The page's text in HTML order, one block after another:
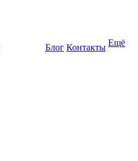
Блог Контакты Ещё